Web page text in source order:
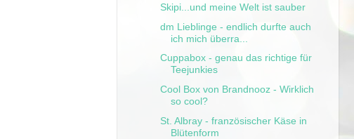
Skipi...und meine Welt ist sauber
dm Lieblinge - endlich durfte auch
ich mich überra...
Cuppabox - genau das richtige für
Teejunkies
Cool Box von Brandnooz - Wirklich
so cool?
St. Albray - französischer Käse in
Blütenform